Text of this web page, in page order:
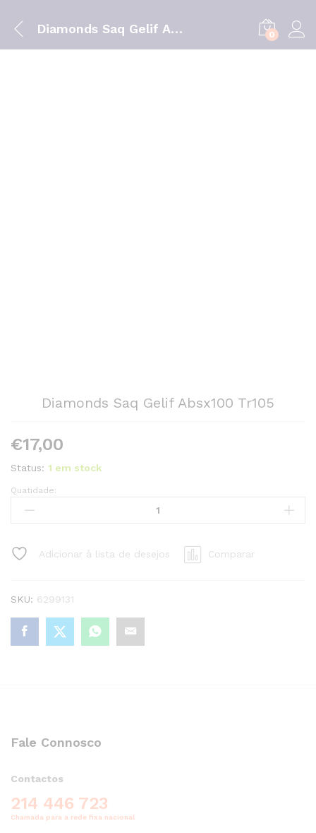
Diamonds Saq Gelif Absx100 Tr105 0
Diamonds Saq Gelif Absx100 Tr105
€17,00
Status: 1 em stock
Diamonds
Saq
Tr105
Quatidade:
Adicionar à lista de desejos Comparar
SKU: 6299131
Fale Connosco
Contactos
214 446 723
Chamada para a rede fixa nacional